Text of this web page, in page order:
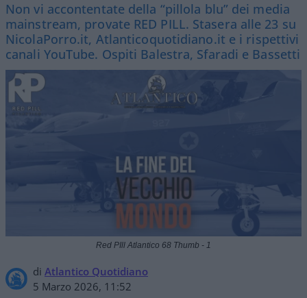
Non vi accontentate della “pillola blu” dei media
mainstream, provate RED PILL. Stasera alle 23 su
NicolaPorro.it, Atlanticoquotidiano.it e i rispettivi
canali YouTube. Ospiti Balestra, Sfaradi e Bassetti
di Atlantico Quotidiano
5 Marzo 2026, 11:52
Red PIll Atlantico 68 Thumb - 1